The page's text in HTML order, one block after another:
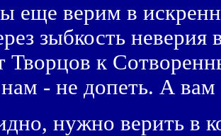
еще верим в
зыбкость неверия
Творцов к
- не допеть. А
нужно верить в